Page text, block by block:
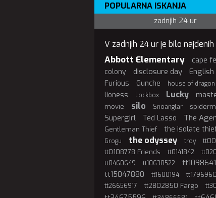
POPULARNA ISKANJA
zadnjih 24 ur
V zadnjih 24 ur je bilo najdenih
Abbott Elementary cape
colony disclosure day English
Furious Gunche house of dragon
lioness Lockbox Lucky
movie
silo Snöänglar
Supergirl Ted Lasso The
Gentleman Thief
the isolate
Grogu
the odyssey troy
tt0108778 Friends tt0141842
tt0460649
tt10638522
tt15047880
tt1600194
tt26656917 tt2802850 Fargo